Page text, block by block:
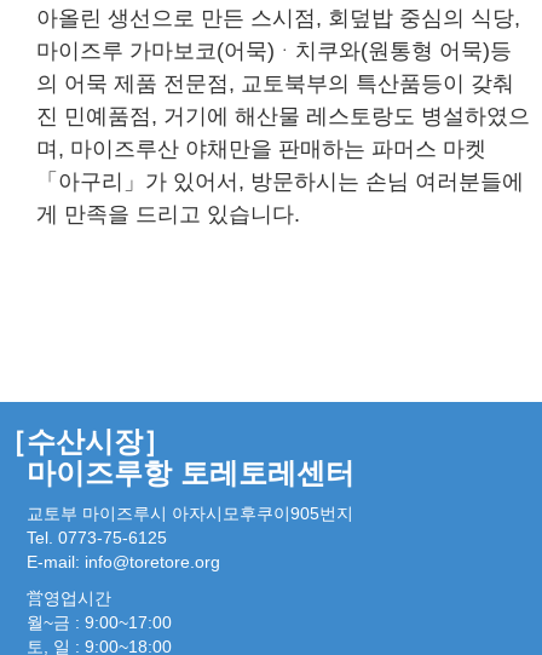
아올린 생선으로 만든 스시점, 회덮밥 중심의 식당,
마이즈루 가마보코(어묵)ᆞ치쿠와(원통형 어묵)등
의 어묵 제품 전문점, 교토북부의 특산품등이 갖춰
진 민예품점, 거기에 해산물 레스토랑도 병설하였으
며, 마이즈루산 야채만을 판매하는 파머스 마켓
「아구리」가 있어서, 방문하시는 손님 여러분들에
게 만족을 드리고 있습니다.
수산시장］
마이즈루항 토레토레센터
교토부 마이즈루시 아자시모후쿠이905번지
Tel. 0773-75-6125
E-mail: info@toretore.org
営영업시간
월~금 : 9:00~17:00
토, 일 : 9:00~18:00